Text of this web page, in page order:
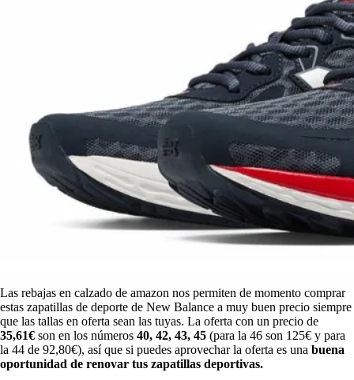
Las rebajas en calzado de amazon nos permiten de momento comprar
estas zapatillas de deporte de New Balance a muy buen precio siempre
que las tallas en oferta sean las tuyas. La oferta con un precio de
35,61€ son en los números 40, 42, 43, 45 (para la 46 son 125€ y para
la 44 de 92,80€), así que si puedes aprovechar la oferta es una buena
oportunidad de renovar tus zapatillas deportivas.